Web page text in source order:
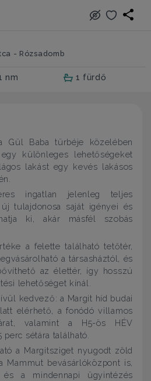
- Rózsadomb
nm 1 fürdő
Gül Baba türbéje közelében
különleges lehetőségeket
lakást egy kevés lakásos
ingatlan jelenleg teljes
tulajdonosa saját igényei és
ki, akár másfél szobás
a felette található tetőtér,
a társasháztól, és
az élettér, így hosszú
lehetőséget kínál.
kedvező: a Margit híd budai
elérhető, a fonódó villamos
valamint a H5-ös HÉV
sétára található.
a Margitsziget nyugodt zöld
Mammut bevásárlóközpont is,
a mindennapi ügyintézés